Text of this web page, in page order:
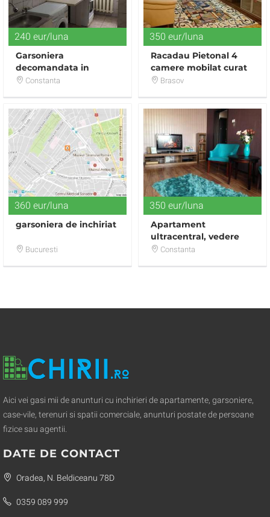
240 eur/luna
Garsoniera
decomandata in
Constanta, zona Far -
Constanta
350 eur/luna
Racadau Pietonal 4
camere mobilat curat
Brasov
360 eur/luna
garsoniera de inchiriat
Bucuresti
350 eur/luna
Apartament
ultracentral, vedere
laterala la mare, 350
Constanta
Aici vei gasi mii de anunturi cu inchirieri de apartamente, garsoniere,
case-vile, terenuri si spatii comerciale, anunturi postate de persoane
fizice sau agentii.
DATE DE CONTACT
Oradea, N. Beldiceanu 78D
0359 089 999